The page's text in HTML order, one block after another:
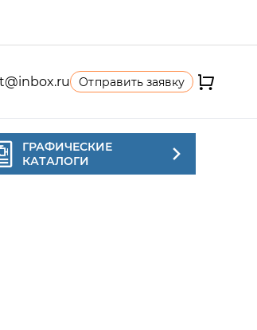
Отправить заявку
ГРАФИЧЕСКИЕ
КАТАЛОГИ